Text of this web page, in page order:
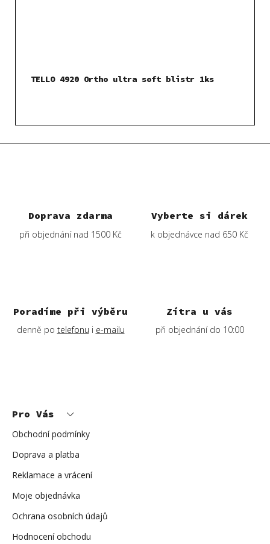
Doprava zdarma
při objednání nad 1500 Kč
Vyberte si dárek
k objednávce nad 650 Kč
Poradíme při výběru
denně po telefonu i e-mailu
Zítra u vás
při objednání do 10:00
TELLO 4920 Ortho ultra soft blistr 1ks
Pro Vás
Obchodní podmínky
Doprava a platba
Reklamace a vrácení
Moje objednávka
Ochrana osobních údajů
Hodnocení obchodu